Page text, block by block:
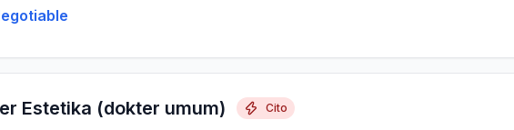
Estetika (dokter umum) Cito